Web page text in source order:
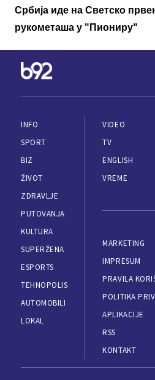
Србија иде на Светско
рукометаша у "Пиониру"
INFO
SPORT
BIZ
ŽIVOT
ZDRAVLJE
PUTOVANJA
KULTURA
SUPERŽENA
ESPORTS
TEHNOPOLIS
AUTOMOBILI
LOKAL
VIDEO
TV
ENGLISH
VREME
MARKETING
IMPRESUM
PRAVILA
POLITIKA
APLIKACIJE
RSS
KONTAKT